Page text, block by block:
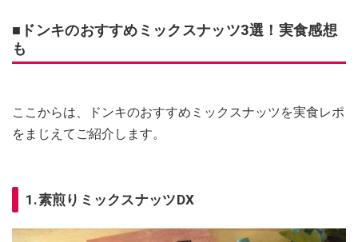
■ドンキのおすすめミックスナッツ3選！実食感想
も
ここからは、ドンキのおすすめミックスナッツを実食レポ
をまじえてご紹介します。
1.素煎りミックスナッツDX